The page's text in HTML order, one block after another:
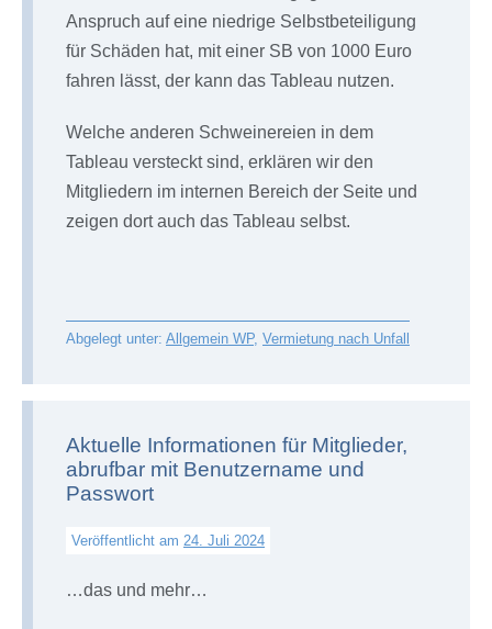
Anspruch auf eine niedrige Selbstbeteiligung
für Schäden hat, mit einer SB von 1000 Euro
fahren lässt, der kann das Tableau nutzen.
Welche anderen Schweinereien in dem
Tableau versteckt sind, erklären wir den
Mitgliedern im internen Bereich der Seite und
zeigen dort auch das Tableau selbst.
Abgelegt unter: Allgemein WP, Vermietung nach Unfall
Aktuelle Informationen für Mitglieder,
abrufbar mit Benutzername und
Passwort
Veröffentlicht am 24. Juli 2024
…das und mehr…